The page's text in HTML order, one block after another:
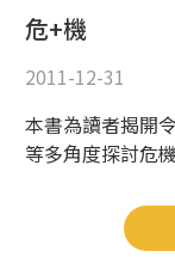
危+機
2011-12-31
本書為讀者揭開
等多角度探討危